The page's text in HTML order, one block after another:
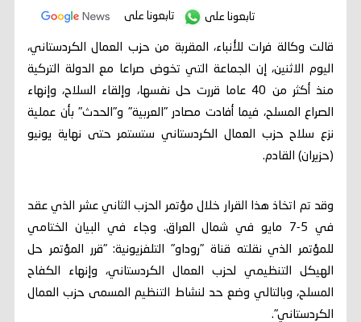
تابعونا على تابعونا على
قالت وكالة فرات للأنباء، المقربة من حزب العمال الكردستاني،
اليوم الاثنين، إن الجماعة التي تخوض صراعا مع الدولة التركية
منذ أكثر من 40 عاما قررت حل نفسها، وإلقاء السلاح، وإنهاء
الصراع المسلح، فيما أفادت مصادر "العربية" و"الحدث" بأن عملية
نزع سلاح حزب العمال الكردستاني ستستمر حتى نهاية يونيو
(حزيران) القادم.
وقد تم اتخاذ هذا القرار خلال مؤتمر الحزب الثاني عشر الذي عقد
في 5-7 مايو في شمال العراق. وجاء في البيان الختامي
للمؤتمر الذي نقلته قناة "روداو" التلفزيونية: "قرر المؤتمر حل
الهيكل التنظيمي لحزب العمال الكردستاني، وإنهاء الكفاح
المسلح، وبالتالي وضع حد لنشاط التنظيم المسمى حزب العمال
الكردستاني".